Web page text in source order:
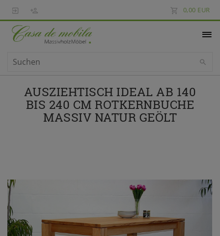
0,00 EUR
AUSZIEHTISCH IDEAL AB 140
BIS 240 CM ROTKERNBUCHE
MASSIV NATUR GEÖLT